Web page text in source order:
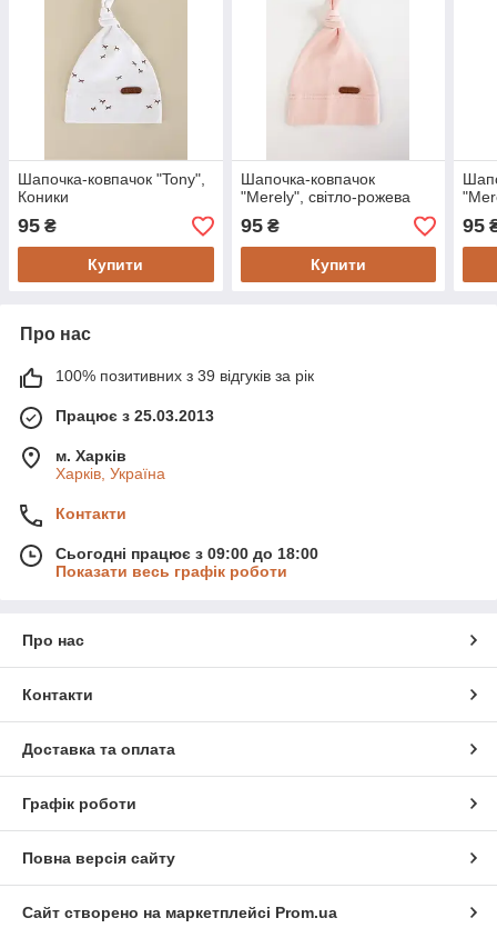
Шапочка-ковпачок "Tony",
Коники
95 ₴
Купити
Шапочка-ковпачок
"Merely", світло-рожева
95₴
Купити
95
Про нас
100% позитивних з 39 відгуків за рік
Працює з 25.03.2013
м. Харків
Харків, Україна
Контакти
Сьогодні працює з 09:00 до 18:00
Показати весь графік роботи
Про нас
Контакти
Доставка та оплата
Графік роботи
Повна версія сайту
Сайт створено на маркетплейсі Prom.ua